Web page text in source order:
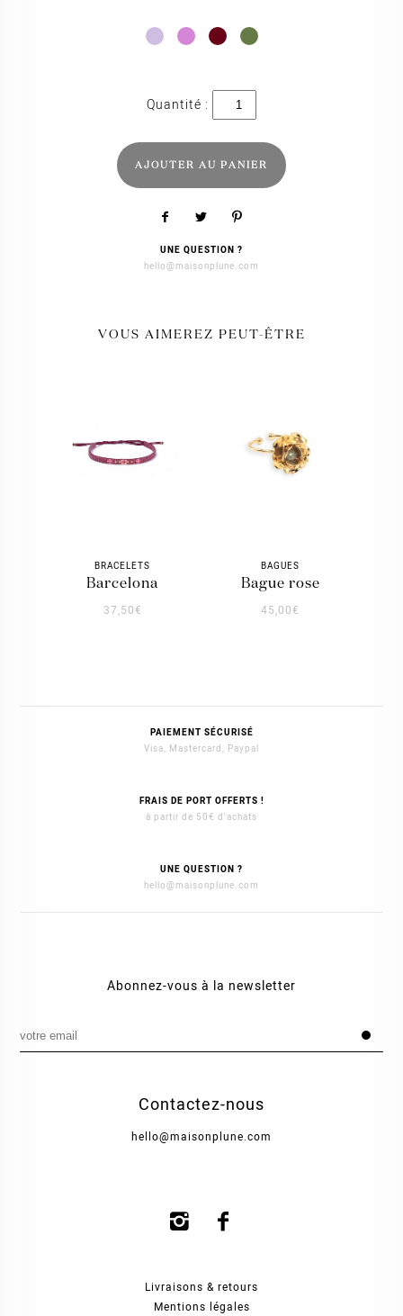
quantité
Théodora
2023
AJOUTER AU PANIER
UNE QUESTION ?
hello@maisonplune.com
VOUS AIMEREZ PEUT-ÊTRE
BRACELETS
barcelona
37,50€
BAGUES
bague rose
45,00€
PAIEMENT SÉCURISÉ
Visa, Mastercard, Paypal
FRAIS DE PORT OFFERTS !
à partir de 50€ d'achats
UNE QUESTION ?
hello@maisonplune.com
Abonnez-vous à la newsletter
Contactez-nous
hello@maisonplune.com
Livraisons & retours
Mentions légales